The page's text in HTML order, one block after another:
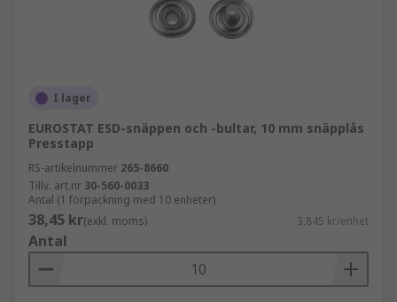
I lager
EUROSTAT ESD-snäppen och -bultar, 10 mm snäpplås
Presstapp
RS-artikelnummer 265-8660
Tillv. art.nr 30-560-0033
Antal (1 förpackning med 10 enheter)
38,45 kr(exkl. moms) 3,845 kr/enhet
Antal